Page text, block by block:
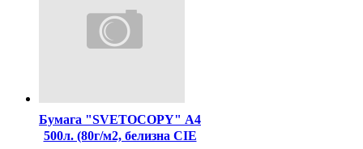
Бумага "SVETOCOPY" А4
500л. (80г/м2, белизна CIE